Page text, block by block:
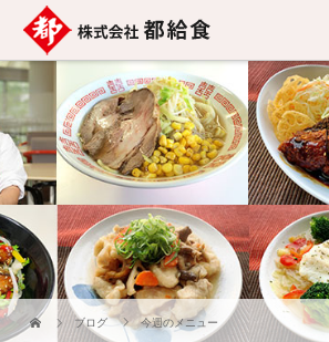
ブログ 今週のメニュー